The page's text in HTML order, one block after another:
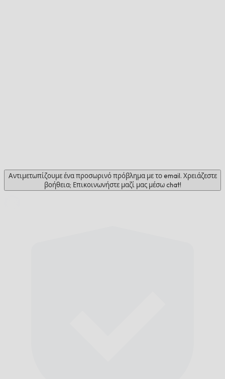
Αντιμετωπίζουμε ένα προσωρινό πρόβλημα με το email. Χρειάζεστε
βοήθεια; Επικοινωνήστε μαζί μας μέσω chat!